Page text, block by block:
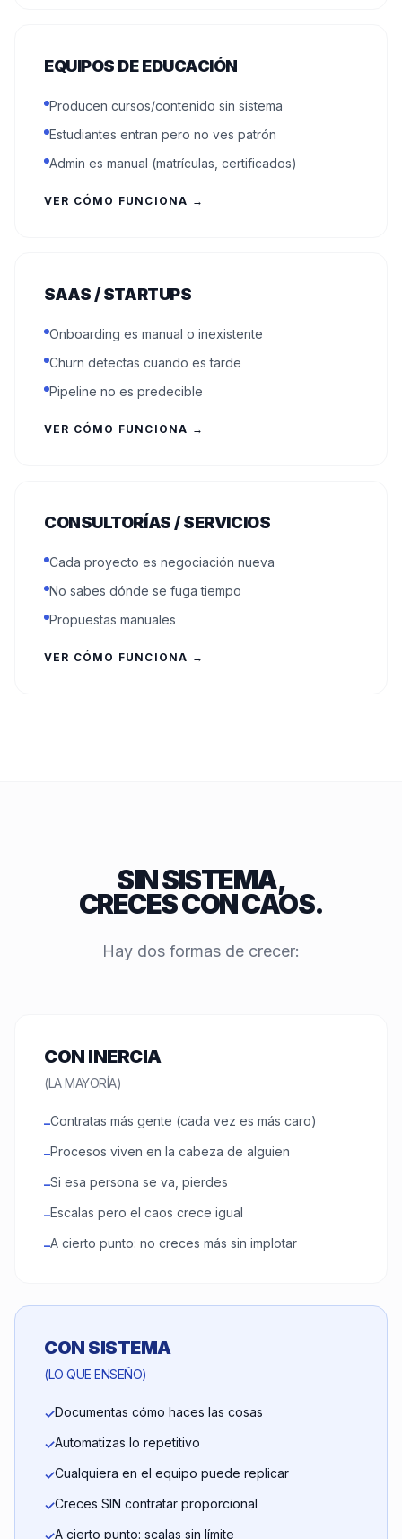
EQUIPOS DE EDUCACIÓN
Producen cursos/contenido sin sistema
Estudiantes entran pero no ves patrón
Admin es manual (matrículas, certificados)
VER CÓMO FUNCIONA →
SAAS / STARTUPS
Onboarding es manual o inexistente
Churn detectas cuando es tarde
Pipeline no es predecible
VER CÓMO FUNCIONA →
CONSULTORÍAS / SERVICIOS
Cada proyecto es negociación nueva
No sabes dónde se fuga tiempo
Propuestas manuales
VER CÓMO FUNCIONA →
SIN SISTEMA,
CRECES CON CAOS.
Hay dos formas de crecer:
CON INERCIA
(LA MAYORÍA)
–Contratas más gente (cada vez es más caro)
–Procesos viven en la cabeza de alguien
–Si esa persona se va, pierdes
–Escalas pero el caos crece igual
–A cierto punto: no creces más sin implotar
CON SISTEMA
(LO QUE ENSEÑO)
✓Documentas cómo haces las cosas
✓Automatizas lo repetitivo
✓Cualquiera en el equipo puede replicar
✓Creces SIN contratar proporcional
✓A cierto punto: scalas sin límite